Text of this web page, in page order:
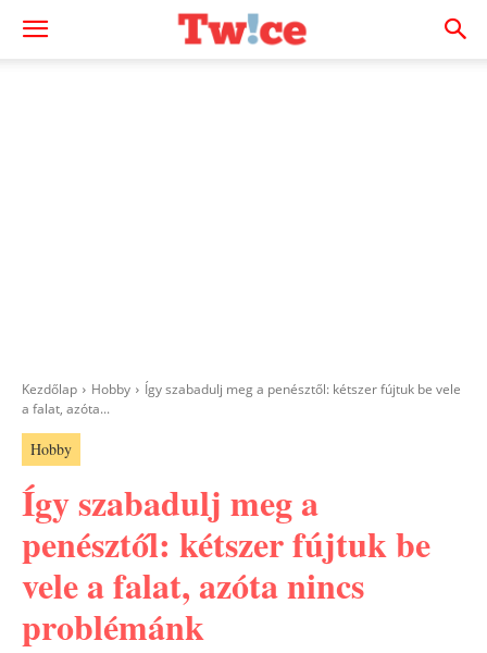
Kezdőlap Hobby
Így szabadulj meg a penésztől: kétszer fújtuk be vele
a falat, azóta...
Hobby
Így szabadulj meg a
penésztől: kétszer fújtuk be
vele a falat, azóta nincs
problémánk